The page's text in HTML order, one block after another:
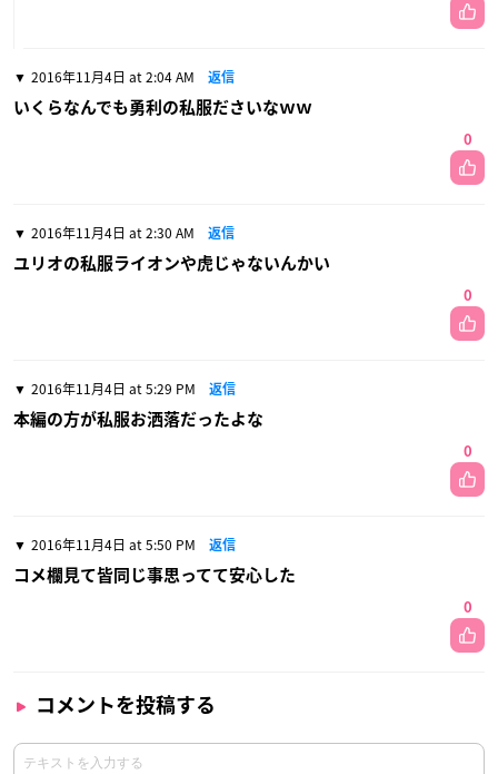
2016年11月4日 at 2:04 AM 返信
いくらなんでも勇利の私服ださいなｗｗ
0
2016年11月4日 at 2:30 AM 返信
ユリオの私服ライオンや虎じゃないんかい
0
2016年11月4日 at 5:29 PM 返信
本編の方が私服お洒落だったよな
0
2016年11月4日 at 5:50 PM 返信
コメ欄見て皆同じ事思ってて安心した
0
コメントを投稿する